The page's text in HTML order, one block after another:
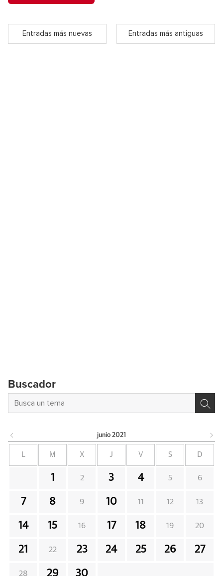
Entradas más nuevas Entradas más antiguas
Buscador
junio 2021
M X J V S D
1 2 3 4 5 6
7 8 9 10 11 12 13
14 15 16 17 18 19 20
21 22 23 24 25 26 27
28 29 30